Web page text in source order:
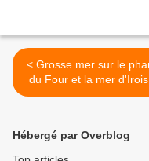
< Grosse mer sur le phare
du Four et la mer d'Iroise
(04 janvier 2016)
Hébergé par Overblog